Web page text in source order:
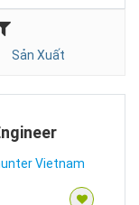
Sản Xuất
Vietnam